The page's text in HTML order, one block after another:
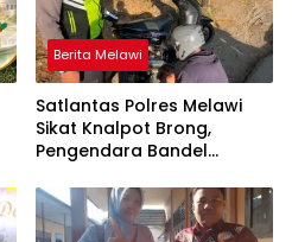
Berita Melawi
Satlantas Polres Melawi
Sikat Knalpot Brong,
Pengendara Bandel